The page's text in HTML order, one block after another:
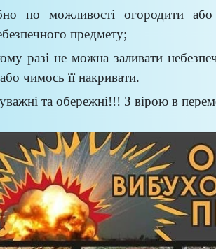
по можливості огородити або
предмету;
разі не можна заливати
чимось її накривати.
та обережні!!! З вірою в